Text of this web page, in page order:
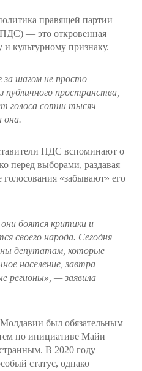
правящей партии
— это откровенная
и культурному признаку.
шагом не просто
публичного пространства,
голоса сотни тысяч
она.
ПДС вспоминают о
перед выборами, раздавая
«забывают» его
боятся критики и
своего народа. Сегодня
депутатам, которые
население, завтра
регионы» , — заявила
был обязательным
по инициативе Майи
В 2020 году
статус, однако